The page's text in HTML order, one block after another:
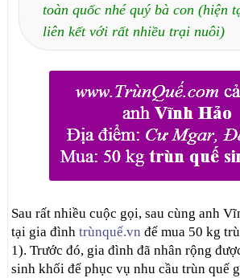
toàn quốc nhé quý bà con (hiện
liên kết với rất nhiều trại nuôi)
Sau rất nhiều cuộc gọi, sau cùng anh
tại gia đìnhtrùnquế.vn để mua 50 kg
1). Trước đó, gia đình đã nhân rộng
sinh khối để phục vụ nhu cầu trùn quế